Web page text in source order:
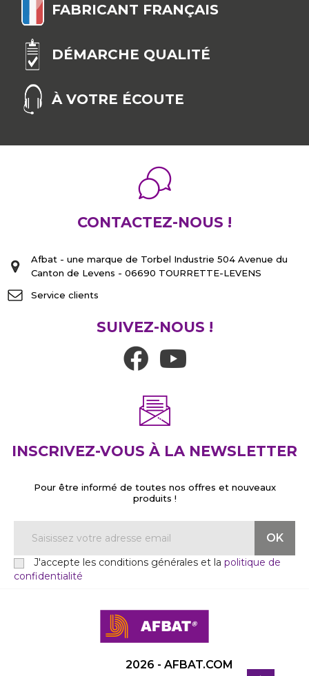
FABRICANT FRANÇAIS
DÉMARCHE QUALITÉ
À VOTRE ÉCOUTE
CONTACTEZ-NOUS !
Afbat - une marque de Torbel Industrie 504 Avenue du
Canton de Levens - 06690 TOURRETTE-LEVENS
Service clients
SUIVEZ-NOUS !
INSCRIVEZ-VOUS À LA NEWSLETTER
Pour être informé de toutes nos offres et nouveaux
produits !
J'accepte les conditions générales et la politique de
confidentialité
2026 - AFBAT.COM